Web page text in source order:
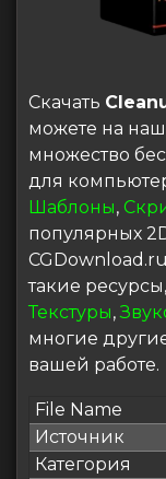
Скачать
можете на
множество
для
Шаблоны,
популярных
такие
Текстуры,
многие
вашей работе.
File Name
Источник
Категория